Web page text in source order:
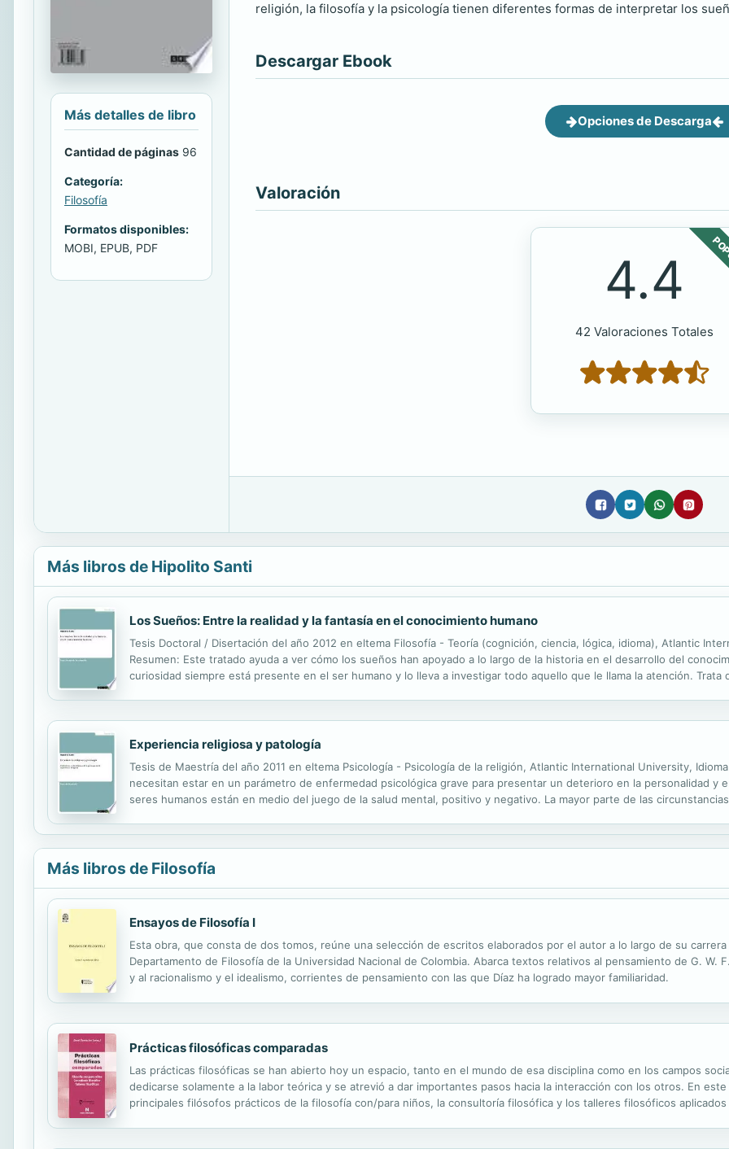
Más detalles de libro
Cantidad de páginas 96
Categoría:
Filosofía
Formatos disponibles:
MOBI, EPUB, PDF
religión, la filosofía y la psicología tienen diferentes formas de interpretar los
Descargar Ebook
Opciones de Descarga
Valoración
4.4
42 Valoraciones Totales
Más libros de Hipolito Santi
Los Sueños: Entre la realidad y la fantasía en el conocimiento humano
Tesis Doctoral / Disertación del año 2012 en eltema Filosofía - Teoría (cognición, ciencia, lógica, idioma), Atlantic
Resumen: Este tratado ayuda a ver cómo los sueños han apoyado a lo largo de la historia en el desarrollo del
curiosidad siempre está presente en el ser humano y lo lleva a investigar todo aquello que le llama la atención.
Experiencia religiosa y patología
Tesis de Maestría del año 2011 en eltema Psicología - Psicología de la religión, Atlantic International University,
necesitan estar en un parámetro de enfermedad psicológica grave para presentar un deterioro en la personalidad y
seres humanos están en medio del juego de la salud mental, positivo y negativo. La mayor parte de las
Más libros de Filosofía
Ensayos de Filosofía I
Esta obra, que consta de dos tomos, reúne una selección de escritos elaborados por el autor a lo largo de su
Departamento de Filosofía de la Universidad Nacional de Colombia. Abarca textos relativos al pensamiento de G. W.
y al racionalismo y el idealismo, corrientes de pensamiento con las que Díaz ha logrado mayor familiaridad.
Prácticas filosóficas comparadas
Las prácticas filosóficas se han abierto hoy un espacio, tanto en el mundo de esa disciplina como en los campos
dedicarse solamente a la labor teórica y se atrevió a dar importantes pasos hacia la interacción con los otros. En
principales filósofos prácticos de la filosofía con/para niños, la consultoría filosófica y los talleres filosóficos